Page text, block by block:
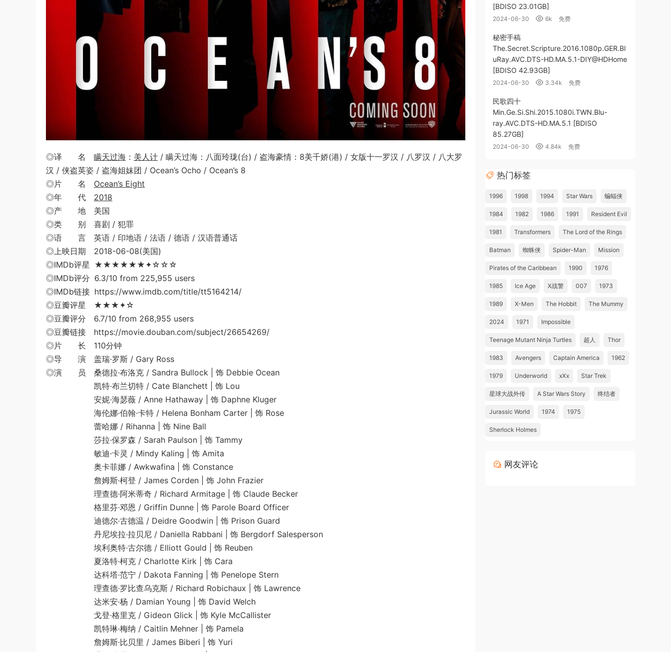
◎译 名 瞒天过海 ： 美人计 / 瞒天过海：八面玲珑(台) / 盗海豪情：8美千娇(港) / 女版十一罗汉 / 八罗汉 / 八大罗
汉 / 侠盗英姿 / 盗海姐妹团 / Ocean’s Ocho / Ocean’s 8
◎片 名 Ocean’s Eight
◎年 代 2018
◎产 地 美国
◎类 别 喜剧 / 犯罪
◎语 言 英语 / 印地语 / 法语 / 德语 / 汉语普通话
◎上映日期 2018-06-08(美国)
◎IMDb评星 ★★★★★★✦☆☆☆
◎IMDb评分 6.3/10 from 225,955 users
◎IMDb链接 https://www.imdb.com/title/tt5164214/
◎豆瓣评星 ★★★✦☆
◎豆瓣评分 6.7/10 from 268,955 users
◎豆瓣链接 https://movie.douban.com/subject/26654269/
◎片 长 110分钟
◎导 演 盖瑞·罗斯 / Gary Ross
◎演 员 桑德拉·布洛克 / Sandra Bullock | 饰 Debbie Ocean
凯特·布兰切特 / Cate Blanchett | 饰 Lou
安妮·海瑟薇 / Anne Hathaway | 饰 Daphne Kluger
海伦娜·伯翰·卡特 / Helena Bonham Carter | 饰 Rose
蕾哈娜 / Rihanna | 饰 Nine Ball
莎拉·保罗森 / Sarah Paulson | 饰 Tammy
敏迪·卡灵 / Mindy Kaling | 饰 Amita
奥卡菲娜 / Awkwafina | 饰 Constance
詹姆斯·柯登 / James Corden | 饰 John Frazier
理查德·阿米蒂奇 / Richard Armitage | 饰 Claude Becker
格里芬·邓恩 / Griffin Dunne | 饰 Parole Board Officer
迪德尔·古德温 / Deidre Goodwin | 饰 Prison Guard
丹尼埃拉·拉贝尼 / Daniella Rabbani | 饰 Bergdorf Salesperson
埃利奥特·古尔德 / Elliott Gould | 饰 Reuben
夏洛特·柯克 / Charlotte Kirk | 饰 Cara
达科塔·范宁 / Dakota Fanning | 饰 Penelope Stern
理查德·罗比查乌克斯 / Richard Robichaux | 饰 Lawrence
达米安·杨 / Damian Young | 饰 David Welch
戈登·格里克 / Gideon Glick | 饰 Kyle McCallister
凯特琳·梅纳 / Caitlin Mehner | 饰 Pamela
詹姆斯·比贝里 / James Biberi | 饰 Yuri
[BDISO 23.01GB]
2024-06-30 6k 免费
秘密手稿
The.Secret.Scripture.2016.1080p.GER.Bl
uRay.AVC.DTS-HD.MA.5.1-DIY@HDHome
[BDISO 42.93GB]
2024-06-30 3.34k 免费
民歌四十
Min.Ge.Si.Shi.2015.1080i.TWN.Blu-
ray.AVC.DTS-HD.MA.5.1 [BDISO
85.27GB]
2024-06-30 4.84k 免费
热门标签
1996 1998 1994 Star Wars 蝙蝠侠
1984 1982 1986 1991 Resident Evil
1981 Transformers The Lord of the Rings
Batman 蜘蛛侠 Spider-Man Mission
Pirates of the Caribbean 1990 1976
1985 Ice Age X战警 007 1973
1989 X-Men The Hobbit The Mummy
2024 1971 Impossible
Teenage Mutant Ninja Turtles 超人 Thor
1983 Avengers Captain America 1962
1979 Underworld xXx Star Trek
星球大战外传 A Star Wars Story 终结者
Jurassic World 1974 1975
Sherlock Holmes
网友评论